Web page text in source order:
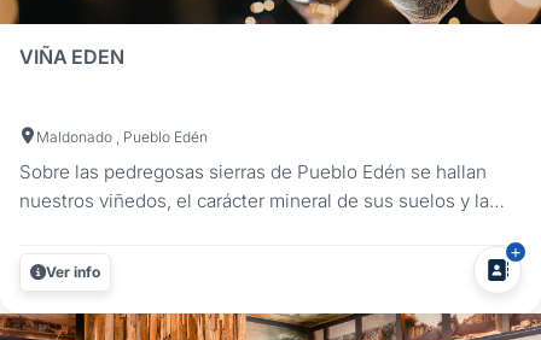
VIÑA EDEN
Maldonado , Pueblo Edén
Sobre las pedregosas sierras de Pueblo Edén se hallan
nuestros viñedos, el carácter mineral de sus suelos y la
disfrutar de su evento con un estilo único. A minutos de
Punta del Este, sobre la panorámica Ruta 12 que nace en
el...
Ver info